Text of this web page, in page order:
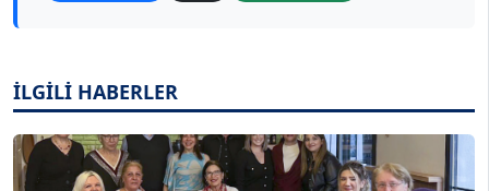
İLGİLİ HABERLER